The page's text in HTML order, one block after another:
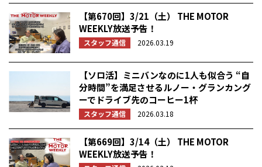
【第670回】3/21（土） THE MOTOR
WEEKLY放送予告！
スタッフ通信 2026.03.19
【ソロ活】ミニバンなのに1人も似合う “自
分時間”を満足させるルノー・グランカング
ーでドライブ先のコーヒー1杯
スタッフ通信 2026.03.18
【第669回】3/14（土） THE MOTOR
WEEKLY放送予告！